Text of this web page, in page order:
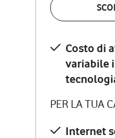
Costo di
variabile
PER LA TUA
Internet
PER
la